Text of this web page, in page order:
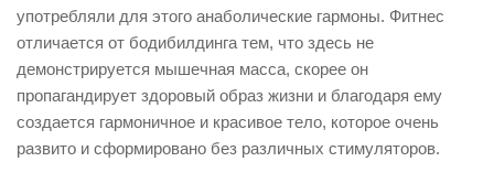
употребляли для этого анаболические гармоны. Фитнес
отличается от бодибилдинга тем, что здесь не
демонстрируется мышечная масса, скорее он
пропагандирует здоровый образ жизни и благодаря ему
создается гармоничное и красивое тело, которое очень
развито и сформировано без различных стимуляторов.